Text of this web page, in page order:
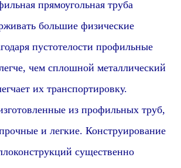
наяпрямоугольная труба
большие физические
пустотелостипрофильные
чем сплошной металлический
их транспортировку.
изпрофильных труб,
и легкие. Конструирование
существенно